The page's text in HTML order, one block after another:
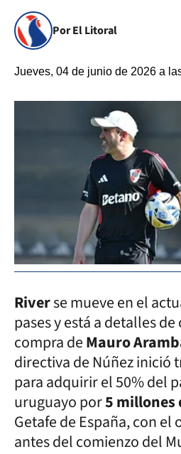
Por El Litoral
Jueves, 04 de junio de 2026 a
Riverse mueve en el
pases y está a detalles
compra deMauro
directiva de Núñez inició
para adquirir el 50% del
uruguayo por5 millones
Getafe de España, con
antes del comienzo del